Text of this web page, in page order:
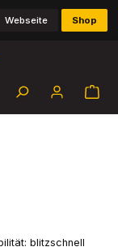
Webseite Shop
blitzschnell